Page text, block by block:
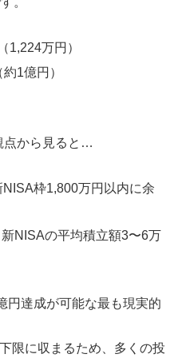
1,224万円）
1億円）
点から見ると…
枠1,800万円以内に余
NISAの平均積立額3〜6万
円達成が可能な最も現実的
限に収まるため、多くの投